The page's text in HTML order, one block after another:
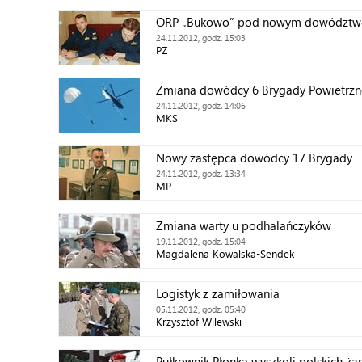
ORP „Bukowo” pod nowym
24.11.2012, godz. 15:03
PZ
Zmiana dowódcy 6 Brygady
24.11.2012, godz. 14:06
MKS
Nowy zastępca dowódcy 17 Brygady
24.11.2012, godz. 13:34
MP
Zmiana warty u podhalańczyków
19.11.2012, godz. 15:04
Magdalena Kowalska-Sendek
Logistyk z zamiłowania
05.11.2012, godz. 05:40
Krzysztof Wilewski